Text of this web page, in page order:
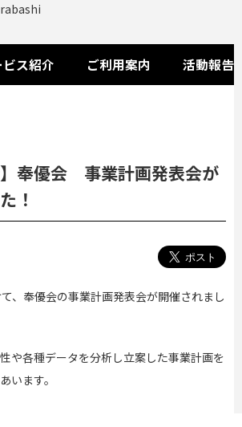
ス紹介 ご利用案内 活動報告
】奉優会 事業計画発表会が
！
、奉優会の事業計画発表会が開催されまし
や各種データを分析し立案した事業計画を
います。